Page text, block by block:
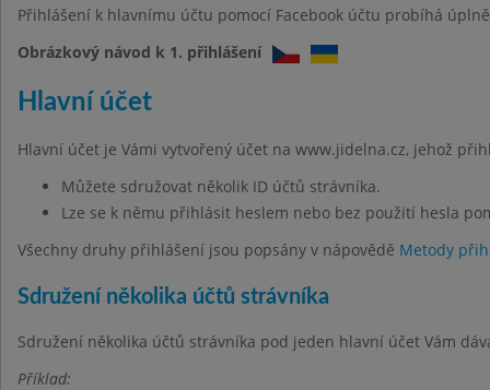
Přihlášení k hlavnímu účtu pomocí Facebook účtu probíhá
Obrázkový návod k 1. přihlášení
Hlavní účet
Hlavní účet je Vámi vytvořený účet na www.jidelna.cz, jehož
Můžete sdružovat několik ID účtů strávníka.
Lze se k němu přihlásit heslem nebo bez použití hesla
Všechny druhy přihlášení jsou popsány v nápovědě Metody
Sdružení několika účtů strávníka
Sdružení několika účtů strávníka pod jeden hlavní účet Vám
Příklad: